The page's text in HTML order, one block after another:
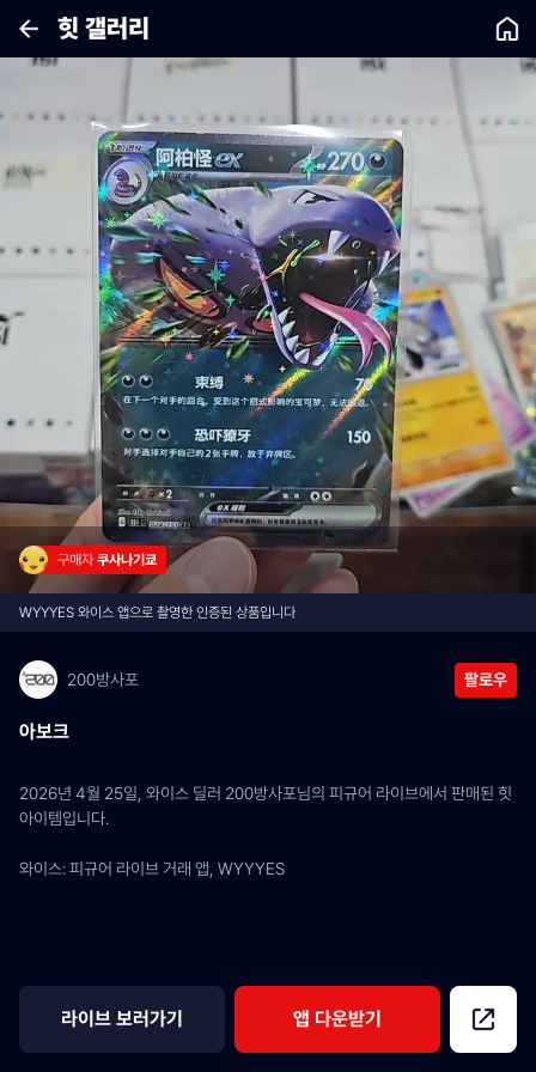
힛 갤러리
구매자 쿠사나기쿄
WYYYES 와이스 앱으로 촬영한 인증된 상품입니다
200방사포 팔로우
아보크
2026년 4월 25일, 와이스 딜러 200방사포님의 피규어 라이브에서 판매된 힛
아이템입니다.
와이스: 피규어 라이브 거래 앱, WYYYES
라이브 보러가기 앱 다운받기